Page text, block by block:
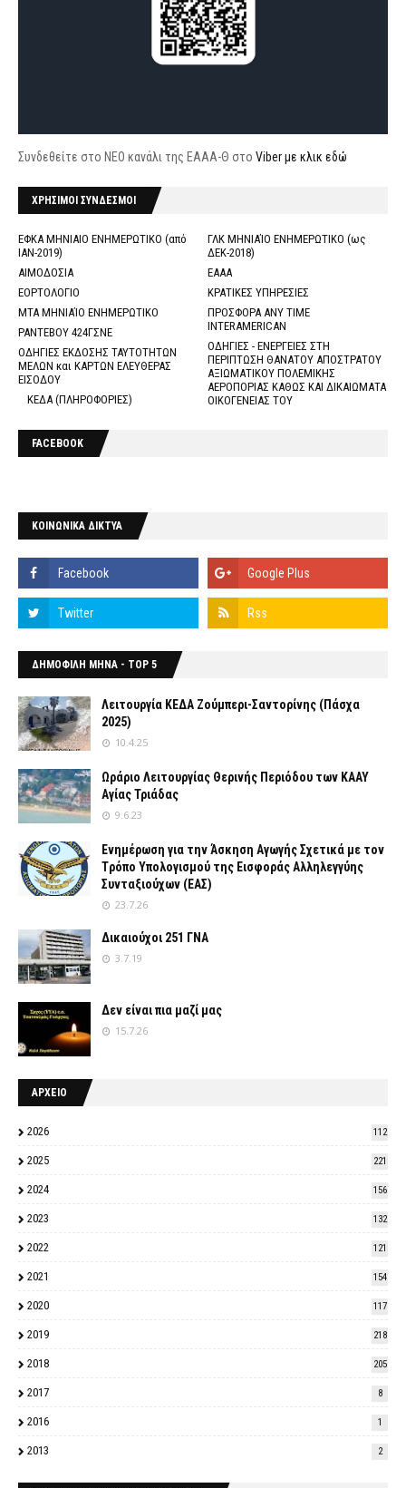
Συνδεθείτε στο ΝΕΟ κανάλι της ΕΑΑΑ-Θ στο Viber με κλικ εδώ
ΧΡΗΣΙΜΟΙ ΣΥΝΔΕΣΜΟΙ
ΕΦΚΑ ΜΗΝΙΑΙΟ ΕΝΗΜΕΡΩΤΙΚΟ (από
ΙΑΝ-2019)
ΓΛΚ ΜΗΝΙΑΊΟ ΕΝΗΜΕΡΩΤΙΚΟ (ως
ΔΕΚ-2018)
ΑΙΜΟΔΟΣΙΑ
ΕΑΑΑ
ΕΟΡΤΟΛΟΓΙΟ
ΚΡΑΤΙΚΕΣ ΥΠΗΡΕΣΙΕΣ
ΜΤΑ ΜΗΝΙΑΊΟ ΕΝΗΜΕΡΩΤΙΚΟ
ΠΡΟΣΦΟΡΑ ANY TIME
INTERAMERICAN
ΡΑΝΤΕΒΟΥ 424ΓΣΝΕ
ΟΔΗΓΙΕΣ - ΕΝΕΡΓΕΙΕΣ ΣΤΗ
ΠΕΡΙΠΤΩΣΗ ΘΑΝΑΤΟΥ ΑΠΟΣΤΡΑΤΟΥ
ΑΞΙΩΜΑΤΙΚΟΥ ΠΟΛΕΜΙΚΗΣ
ΑΕΡΟΠΟΡΙΑΣ ΚΑΘΩΣ ΚΑΙ ΔΙΚΑΙΩΜΑΤΑ
ΟΙΚΟΓΕΝΕΙΑΣ ΤΟΥ
ΟΔΗΓΙΕΣ ΕΚΔΟΣΗΣ ΤΑΥΤΟΤΗΤΩΝ
ΜΕΛΩΝ και ΚΑΡΤΩΝ ΕΛΕΥΘΕΡΑΣ
ΕΙΣΟΔΟΥ
ΚΕΔΑ (ΠΛΗΡΟΦΟΡΙΕΣ)
FACEBOOK
ΚΟΙΝΩΝΙΚΑ ΔΙΚΤΥΑ
ΔΗΜΟΦΙΛΗ ΜΗΝΑ - TOP 5
Λειτουργία ΚΕΔΑ Ζούμπερι-Σαντορίνης (Πάσχα
2025)
10.4.25
Ωράριο Λειτουργίας Θερινής Περιόδου των ΚΑΑΥ
Αγίας Τριάδας
9.6.23
Ενημέρωση για την Άσκηση Αγωγής Σχετικά με τον
Tρόπο Yπολογισμού της Εισφοράς Αλληλεγγύης
Συνταξιούχων (ΕΑΣ)
23.7.26
Δικαιούχοι 251 ΓΝΑ
3.7.19
Δεν είναι πια μαζί μας
15.7.26
ΑΡΧΕΙΟ
2026 112
2025 221
2024 156
2023 132
2022 121
2021 154
2020 117
2019 218
2018 205
2017 8
2016 1
2013 2